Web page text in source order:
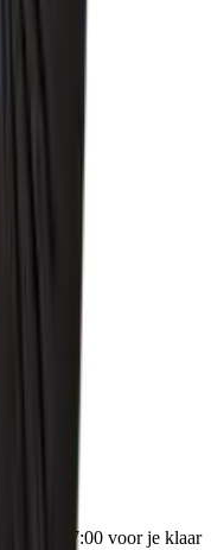
8:00-17:00 voor je klaar